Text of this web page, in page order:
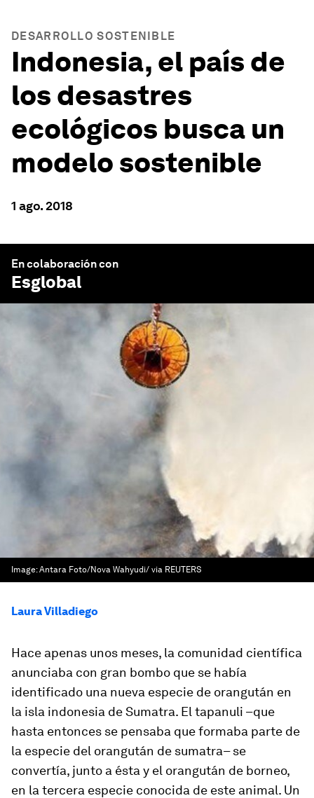
DESARROLLO SOSTENIBLE
Indonesia, el país de
los desastres
ecológicos busca un
modelo sostenible
1 ago. 2018
En colaboración con
Esglobal
Image:Antara Foto/Nova Wahyudi/ via REUTERS
Laura Villadiego
Hace apenas unos meses, la comunidad científica
anunciaba con gran bombo que se había
identificado una nueva especie de orangután en
la isla indonesia de Sumatra. El tapanuli –que
hasta entonces se pensaba que formaba parte de
la especie del orangután de sumatra– se
convertía, junto a ésta y el orangután de borneo,
en la tercera especie conocida de este animal. Un